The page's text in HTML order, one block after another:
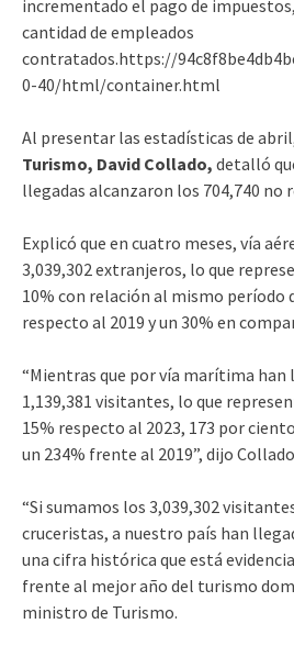
incrementado el pago de
cantidad de empleados
contratados.https://
0-40/html/container.html
Al presentar las estadísticas de
Turismo, David Collado, detalló
llegadas alcanzaron los 704,740 no
Explicó que en cuatro meses, vía
3,039,302 extranjeros, lo que
10% con relación al mismo período
respecto al 2019 y un 30% en
“Mientras que por vía marítima
1,139,381 visitantes, lo que
15% respecto al 2023, 173 por
un 234% frente al 2019”, dijo
“Si sumamos los 3,039,302
cruceristas, a nuestro país han
una cifra histórica que está
frente al mejor año del turismo
ministro de Turismo.